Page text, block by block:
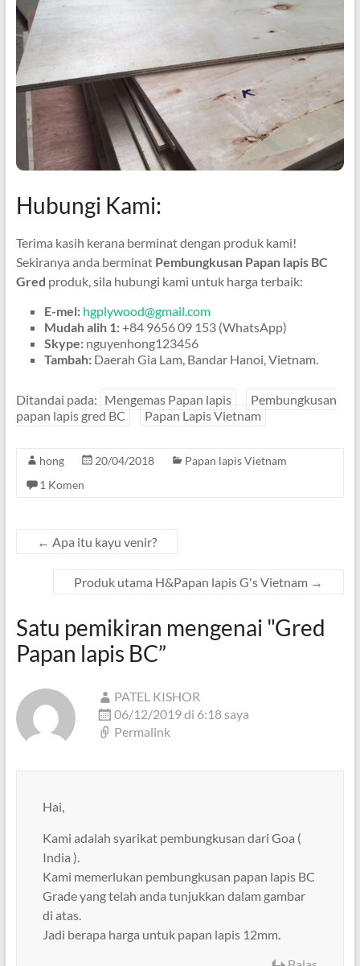
Hubungi Kami:
Terima kasih kerana berminat dengan produk kami!
Sekiranya anda berminat Pembungkusan Papan lapis BC
Gred produk, sila hubungi kami untuk harga terbaik:
E-mel: hgplywood@gmail.com
Mudah alih 1:+84 9656 09 153 (WhatsApp)
Skype:nguyenhong123456
Tambah:Daerah Gia Lam, Bandar Hanoi, Vietnam.
Ditandai pada: Mengemas Papan lapis
Pembungkusan
papan lapis gred BC
Papan Lapis Vietnam
hong 20/04/2018
Papan lapis Vietnam
1 Komen
← Apa itu kayu venir?
Produk utama H&Papan lapis G's Vietnam →
Satu pemikiran mengenai "Gred
Papan lapis BC”
PATEL KISHOR
06/12/2019 di 6:18 saya
Permalink
Hai,
Kami adalah syarikat pembungkusan dari Goa (
India ).
Kami memerlukan pembungkusan papan lapis BC
Grade yang telah anda tunjukkan dalam gambar
di atas.
Jadi berapa harga untuk papan lapis 12mm.